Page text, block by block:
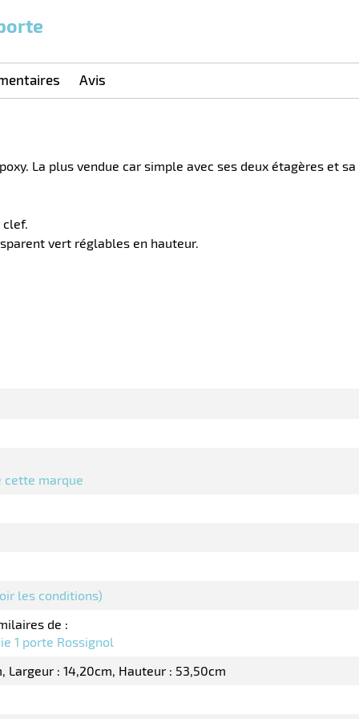
Avis
La plus vendue car simple avec ses deux étagères et
clef.
vert réglables en hauteur.
cette marque
les conditions)
de :
1 porte Rossignol
Largeur : 14,20cm Hauteur : 53,50cm